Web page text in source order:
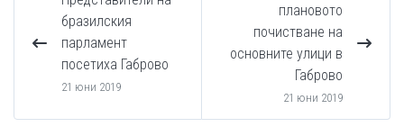
бразилския
парламент
посетиха Габрово
21 юни 2019
плановото
почистване на
основните улици в
Габрово
21 юни 2019